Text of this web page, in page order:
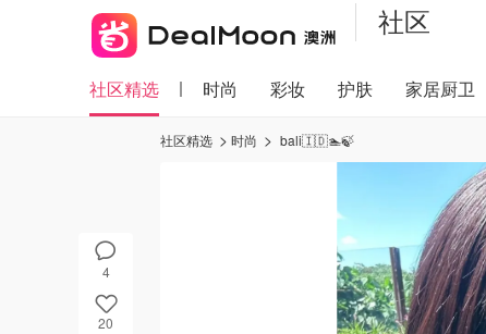
社区
社区精选 时尚 彩妆 护肤 家居厨卫
4
20
社区精选 时尚 bali🇮🇩🏊🍃